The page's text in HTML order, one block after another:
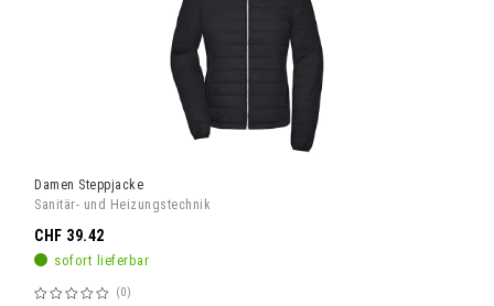
Damen Steppjacke
Sanitär- und Heizungstechnik
sofort lieferbar
Bewertung:
0
CHF 39.42